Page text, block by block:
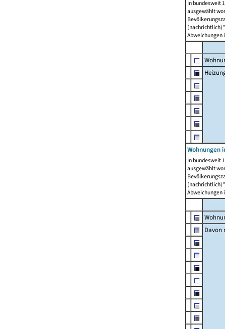
In bundesweit
ausgewählt
Abweichungen
Wohnungen
In bundesweit
ausgewählt
Abweichungen
Davon